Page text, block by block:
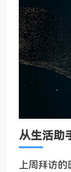
从生活助
上周拜访